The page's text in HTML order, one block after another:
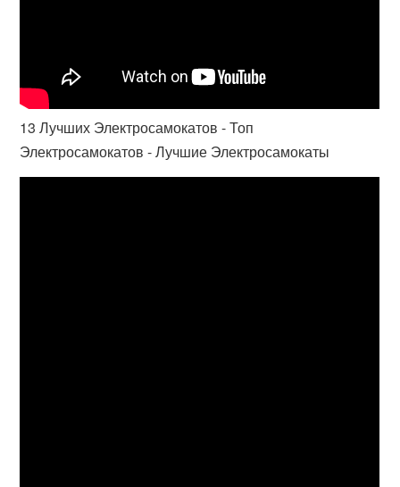
13 Лучших Электросамокатов - Топ
Электросамокатов - Лучшие Электросамокаты